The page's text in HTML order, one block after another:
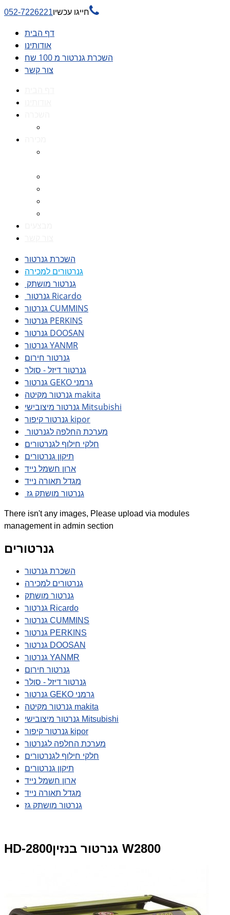
חייגו עכשיו052-7226221 
דף הבית
אודותינו
השכרת גנרטור מ 100 שח
צור קשר
השכרת גנרטור
גנרטורים למכירה
גנרטור מושתק
גנרטור Ricardo
גנרטור CUMMINS
גנרטור PERKINS
גנרטור DOOSAN
גנרטור YANMR
גנרטור חירום
גנרטור דיזל - סולר
גנרטור GEKO גרמני
גנרטור מקיטה makita
גנרטור מיצובישי Mitsubishi
גנרטור קיפור kipor
מערכת החלפה לגנרטור
חלקי חילוף לגנרטורים
תיקון גנרטורים
ארון חשמל נייד
מגדל תאורה נייד
גנרטור מושתק גז
There isn't any images, Please upload via modules
management in admin section
גנרטורים
השכרת גנרטור
גנרטורים למכירה
גנרטור מושתק
גנרטור Ricardo
גנרטור CUMMINS
גנרטור PERKINS
גנרטור DOOSAN
גנרטור YANMR
גנרטור חירום
גנרטור דיזל - סולר
גנרטור GEKO גרמני
גנרטור מקיטה makita
גנרטור מיצובישי Mitsubishi
גנרטור קיפור kipor
מערכת החלפה לגנרטור
חלקי חילוף לגנרטורים
תיקון גנרטורים
ארון חשמל נייד
מגדל תאורה נייד
גנרטור מושתק גז
HD-2800גנרטור בנזין W2800